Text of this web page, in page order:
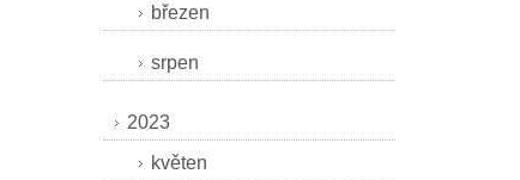
březen
srpen
2023
květen